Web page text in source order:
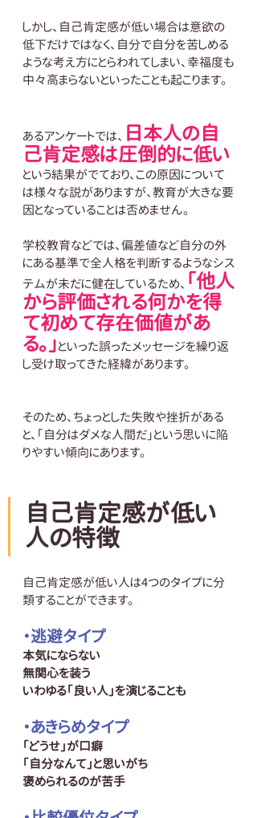
しかし、自己肯定感が低い場合は意欲の
低下だけではなく、自分で自分を苦しめる
ような考え方にとらわれてしまい、幸福度も
中々高まらないといったことも起こります。
あるアンケートでは、 日本人の自
己肯定感は圧倒的に低い
という結果がでており、この原因について
は様々な説がありますが、教育が大きな要
因となっていることは否めません。
学校教育などでは、偏差値など自分の外
にある基準で全人格を判断するようなシス
テムが未だに健在しているため、 「他人
から評価される何かを得
て初めて存在価値があ
る。」といった誤ったメッセージを繰り返
し受け取ってきた経緯があります。
そのため、ちょっとした失敗や挫折がある
と、「自分はダメな人間だ」という思いに陥
りやすい傾向にあります。
自己肯定感が低い
人の特徴
自己肯定感が低い人は4つのタイプに分
類することができます。
・逃避タイプ
本気にならない
無関心を装う
いわゆる「良い人」を演じることも
・あきらめタイプ
「どうせ」が口癖
「自分なんて」と思いがち
褒められるのが苦手